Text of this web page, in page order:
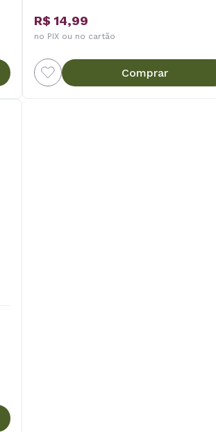
R$ 14,99
no PIX ou no cartão
Comprar